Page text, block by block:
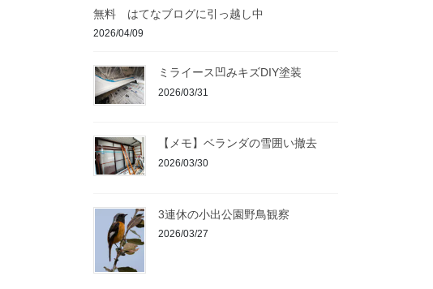
無料 はてなブログに引っ越し中
2026/04/09
ミライース凹みキズDIY塗装
2026/03/31
【メモ】ベランダの雪囲い撤去
2026/03/30
3連休の小出公園野鳥観察
2026/03/27